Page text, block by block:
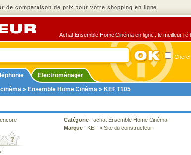
de comparaison de prix pour votre shopping en ligne.
Achat Ensemble Home Cinéma en ligne : le meilleur
Electroménager
cinéma » Ensemble Home Cinéma » KEF T105
!
Catégorie : achat Ensemble Home Cinéma
Marque : KEF » Site du constructeur